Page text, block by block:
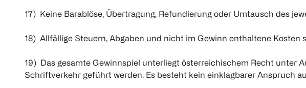
17) Keine Barablöse, Übertragung, Refundierung oder Umtausch des
18) Allfällige Steuern, Abgaben und nicht im Gewinn enthaltene Kosten
19) Das gesamte Gewinnspiel unterliegt österreichischem Recht unter
Schriftverkehr geführt werden. Es besteht kein einklagbarer Anspruch